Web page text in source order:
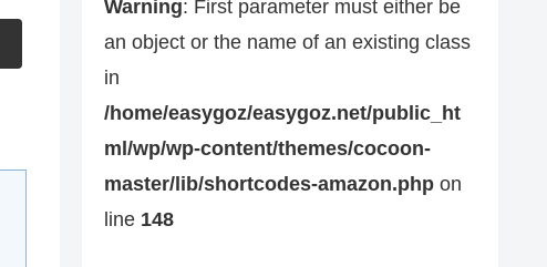
Warning: First parameter must either be
an object or the name of an existing class
in
/home/easygoz/easygoz.net/public_ht
ml/wp/wp-content/themes/cocoon-
master/lib/shortcodes-amazon.php on
line 148